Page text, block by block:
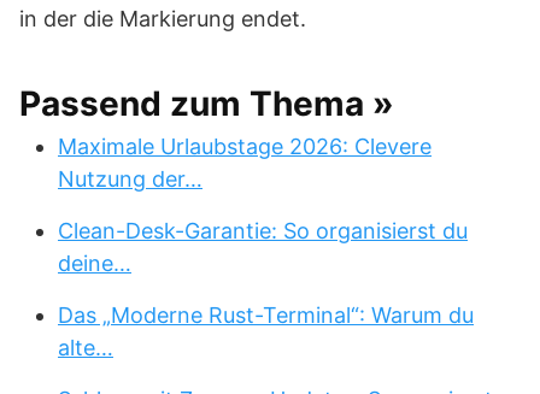
in der die Markierung endet.
Passend zum Thema »
Maximale Urlaubstage 2026: Clevere
Nutzung der…
Clean-Desk-Garantie: So organisierst du
deine…
Das „Moderne Rust-Terminal“: Warum du
alte…